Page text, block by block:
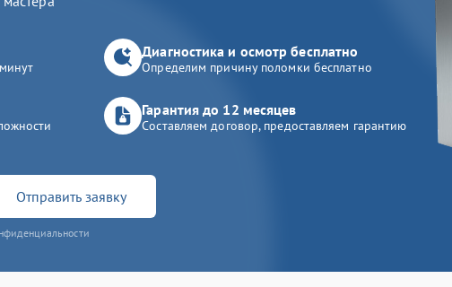
Диагностика и осмотр бесплатно
Определим причину поломки бесплатно
Гарантия до 12 месяцев
Составляем договор, предоставляем гарантию
Отправить заявку